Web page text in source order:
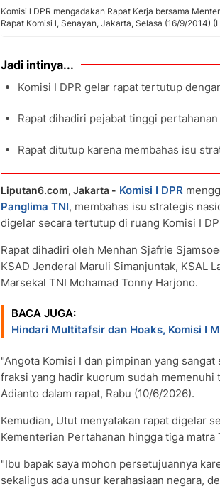
Komisi l DPR mengadakan Rapat Kerja bersama
Rapat Komisi l, Senayan, Jakarta, Selasa (16/9/2014)
Jadi intinya...
Komisi I DPR gelar rapat tertutup
Rapat dihadiri pejabat tinggi
Rapat ditutup karena membahas isu
Liputan6.com, Jakarta - Komisi I DPR
Panglima TNI, membahas isu strategis
digelar secara tertutup di ruang Komisi I
Rapat dihadiri oleh Menhan Sjafrie
KSAD Jenderal Maruli Simanjuntak, KSAL
Marsekal TNI Mohamad Tonny Harjono.
BACA JUGA:
Hindari Multitafsir dan Hoaks, Komisi I
"Angota Komisi I dan pimpinan yang
fraksi yang hadir kuorum sudah memenuhi
Adianto dalam rapat, Rabu (10/6/2026).
Kemudian, Utut menyatakan rapat digelar
Kementerian Pertahanan hingga tiga
"Ibu bapak saya mohon persetujuannya
sekaligus ada unsur kerahasiaan negara,